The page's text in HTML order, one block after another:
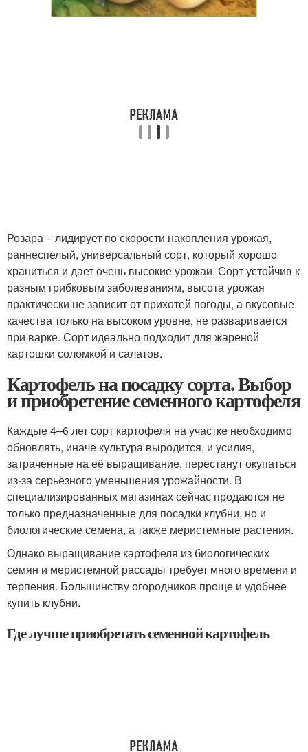
Розара – лидирует по скорости накопления урожая,
раннеспелый, универсальный сорт, который хорошо
храниться и дает очень высокие урожаи. Сорт устойчив к
разным грибковым заболеваниям, высота урожая
практически не зависит от прихотей погоды, а вкусовые
качества только на высоком уровне, не разваривается
при варке. Сорт идеально подходит для жареной
картошки соломкой и салатов.
Картофель на посадку сорта. Выбор
и приобретение семенного картофеля
Каждые 4–6 лет сорт картофеля на участке необходимо
обновлять, иначе культура выродится, и усилия,
затраченные на её выращивание, перестанут окупаться
из-за серьёзного уменьшения урожайности. В
специализированных магазинах сейчас продаются не
только предназначенные для посадки клубни, но и
биологические семена, а также меристемные растения.
Однако выращивание картофеля из биологических
семян и меристемной рассады требует много времени и
терпения. Большинству огородников проще и удобнее
купить клубни.
Где лучше приобретать семенной картофель